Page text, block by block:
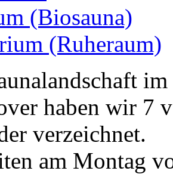
(Biosauna)
(Ruheraum)
haben wir 7
verzeichnet.
am Montag